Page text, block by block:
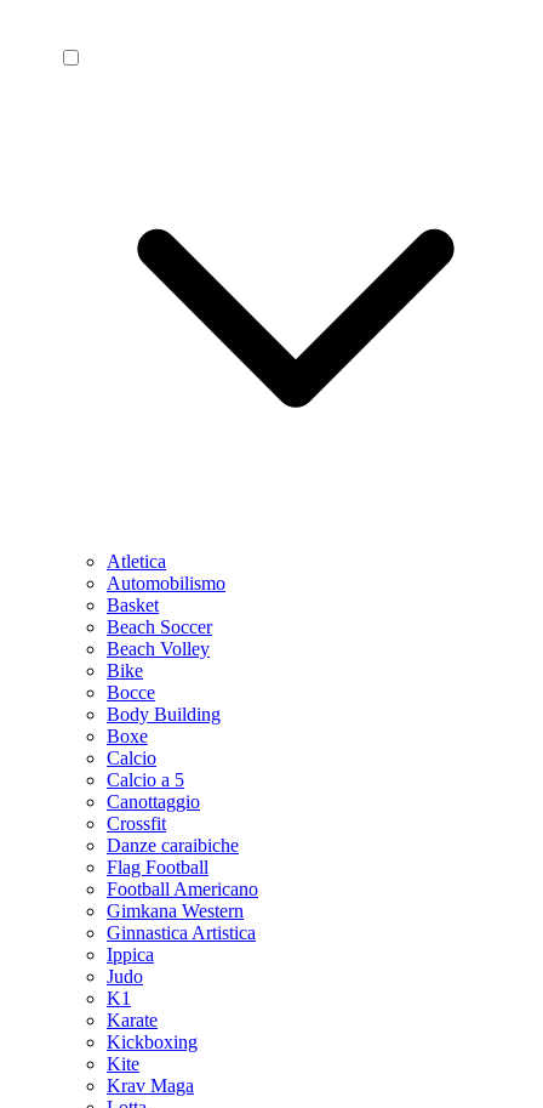
Atletica
Automobilismo
Basket
Beach Soccer
Beach Volley
Bike
Bocce
Body Building
Boxe
Calcio
Calcio a 5
Canottaggio
Crossfit
Danze caraibiche
Flag Football
Football Americano
Gimkana Western
Ginnastica Artistica
Ippica
Judo
K1
Karate
Kickboxing
Kite
Krav Maga